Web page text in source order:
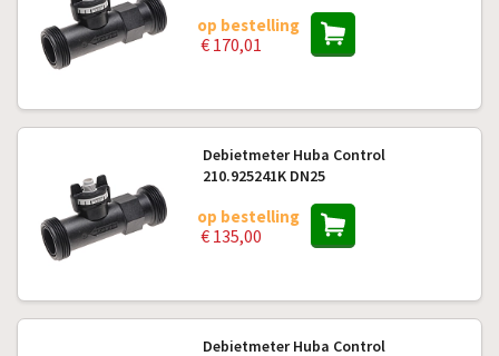
op bestelling
€ 170,01
Debietmeter Huba Control
210.925241K DN25
op bestelling
€ 135,00
Debietmeter Huba Control